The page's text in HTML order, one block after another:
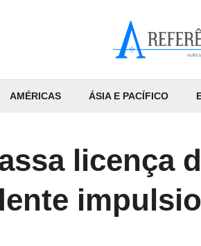
AMÉRICAS ÁSIA E PACÍFICO
licença